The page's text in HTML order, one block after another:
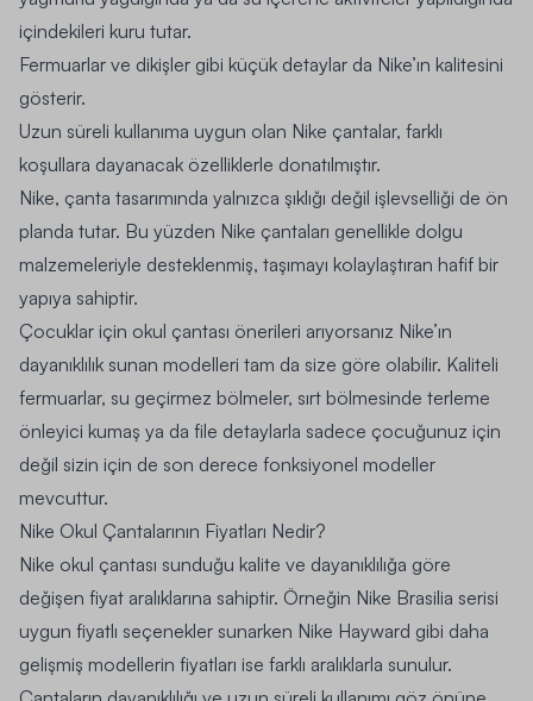
içindekileri kuru tutar.
Fermuarlar ve dikişler gibi küçük detaylar da Nike’ın kalitesini
gösterir.
Uzun süreli kullanıma uygun olan Nike çantalar, farklı
koşullara dayanacak özelliklerle donatılmıştır.
Nike, çanta tasarımında yalnızca şıklığı değil işlevselliği de ön
planda tutar. Bu yüzden Nike çantaları genellikle dolgu
malzemeleriyle desteklenmiş, taşımayı kolaylaştıran hafif bir
yapıya sahiptir.
Çocuklar için okul çantası önerileri arıyorsanız Nike’ın
dayanıklılık sunan modelleri tam da size göre olabilir. Kaliteli
fermuarlar, su geçirmez bölmeler, sırt bölmesinde terleme
önleyici kumaş ya da file detaylarla sadece çocuğunuz için
değil sizin için de son derece fonksiyonel modeller
mevcuttur.
Nike Okul Çantalarının Fiyatları Nedir?
Nike okul çantası sunduğu kalite ve dayanıklılığa göre
değişen fiyat aralıklarına sahiptir. Örneğin Nike Brasilia serisi
uygun fiyatlı seçenekler sunarken Nike Hayward gibi daha
gelişmiş modellerin fiyatları ise farklı aralıklarla sunulur.